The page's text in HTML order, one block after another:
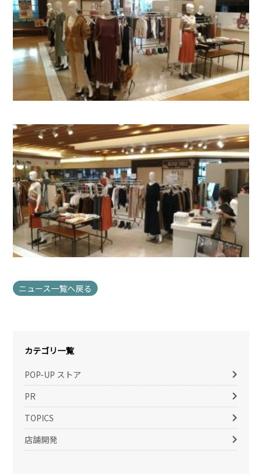
ニュース一覧へ戻る
カテゴリ一覧
POP-UP ストア
PR
TOPICS
店舗開発